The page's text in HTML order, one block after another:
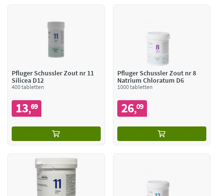
Pfluger Schussler Zout nr 11
Silicea D12
400 tabletten
13,69
Pfluger Schussler Zout nr 8
Natrium Chloratum D6
1000 tabletten
26,09